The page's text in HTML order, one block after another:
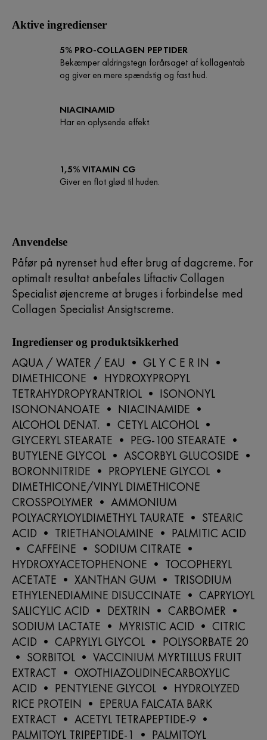
Aktive ingredienser
5% PRO-COLLAGEN PEPTIDER
Bekæmper aldringstegn forårsaget af kollagentab
og giver en mere spændstig og fast hud.
NIACINAMID
Har en oplysende effekt.
1,5% VITAMIN CG
Giver en flot glød til huden.
Anvendelse
Påfør på nyrenset hud efter brug af dagcreme. For
optimalt resultat anbefales Liftactiv Collagen
Specialist øjencreme at bruges i forbindelse med
Collagen Specialist Ansigtscreme.
Ingredienser og produktsikkerhed
AQUA / WATER / EAU • GL Y C E R IN •
DIMETHICONE • HYDROXYPROPYL
TETRAHYDROPYRANTRIOL • ISONONYL
ISONONANOATE • NIACINAMIDE •
ALCOHOL DENAT. • CETYL ALCOHOL •
GLYCERYL STEARATE • PEG-100 STEARATE •
BUTYLENE GLYCOL • ASCORBYL GLUCOSIDE •
BORONNITRIDE • PROPYLENE GLYCOL •
DIMETHICONE/VINYL DIMETHICONE
CROSSPOLYMER • AMMONIUM
POLYACRYLOYLDIMETHYL TAURATE • STEARIC
ACID • TRIETHANOLAMINE • PALMITIC ACID
• CAFFEINE • SODIUM CITRATE •
HYDROXYACETOPHENONE • TOCOPHERYL
ACETATE • XANTHAN GUM • TRISODIUM
ETHYLENEDIAMINE DISUCCINATE • CAPRYLOYL
SALICYLIC ACID • DEXTRIN • CARBOMER •
SODIUM LACTATE • MYRISTIC ACID • CITRIC
ACID • CAPRYLYL GLYCOL • POLYSORBATE 20
• SORBITOL • VACCINIUM MYRTILLUS FRUIT
EXTRACT • OXOTHIAZOLIDINECARBOXYLIC
ACID • PENTYLENE GLYCOL • HYDROLYZED
RICE PROTEIN • EPERUA FALCATA BARK
EXTRACT • ACETYL TETRAPEPTIDE-9 •
PALMITOYL TRIPEPTIDE-1 • PALMITOYL